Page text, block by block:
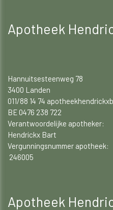
Apotheek
Hannuitsesteenweg 78
3400 Landen
011/88 14 74
BE 0476 238 722
Verantwoordelijke apotheker:
Hendrickx Bart
Vergunningsnummer apotheek:
246005
Apotheek